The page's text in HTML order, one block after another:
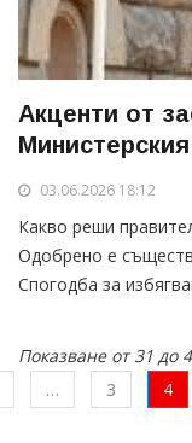
Акценти от
03.06.2026 18:12
Какво реши
Одобрено е
Спогодба за
Показване от 31 до
… 3 4